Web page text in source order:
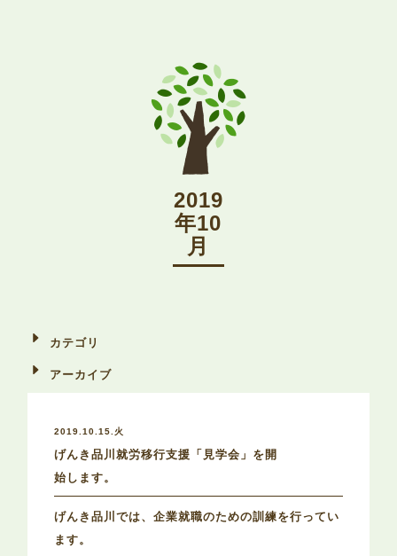
2019
年10
月
カテゴリ
アーカイブ
2019.10.15.火
げんき品川就労移行支援「見学会」を開
始します。
げんき品川では、企業就職のための訓練を行ってい
ます。